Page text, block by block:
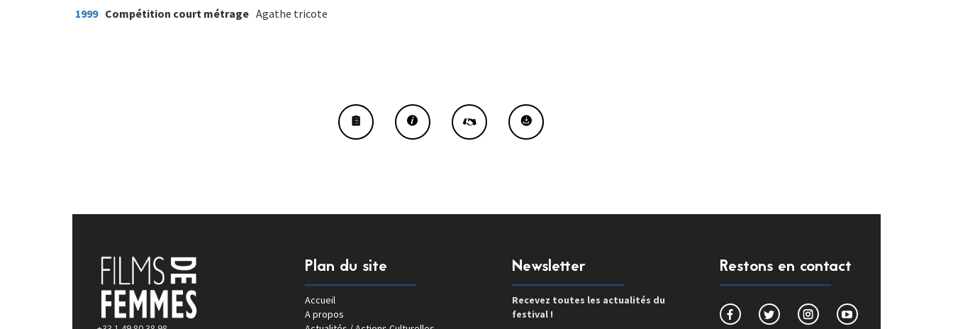
1999 Compétition court métrage Agathe tricote
Plan du site
Accueil
A propos
Newsletter
Recevez toutes les actualités du
festival !
Restons en contact